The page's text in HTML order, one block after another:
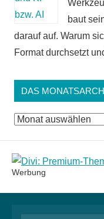
baut
darauf auf. Warum
Format durchsetzt
DAS
Das
Werbung